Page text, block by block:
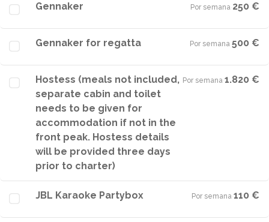
Gennaker Por semana·250 €
Gennaker for regatta Por semana·500 €
Hostess (meals not included,
separate cabin and toilet
needs to be given for
accommodation if not in the
front peak. Hostess details
will be provided three days
prior to charter)
Por semana·1.820 €
JBL Karaoke Partybox Por semana·110 €